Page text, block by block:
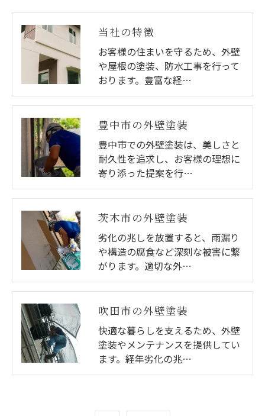
当社の特徴
お客様の住まいを守るため、外壁
や屋根の塗装、防水工事を行って
おります。豊富な経…
豊中市の外壁塗装
豊中市での外壁塗装は、美しさと
耐久性を追求し、お客様の理想に
寄り添った提案を行…
茨木市の外壁塗装
劣化の兆しを放置すると、雨漏り
や構造の腐食など深刻な被害に繋
がります。適切な外…
吹田市の外壁塗装
快適な暮らしを支えるため、外壁
塗装やメンテナンスを提供してい
ます。経年劣化の兆…